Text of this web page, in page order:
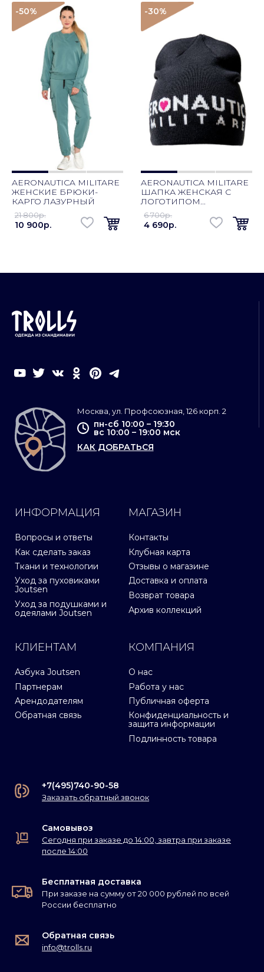
-50%
AERONAUTICA MILITARE
ЖЕНСКИЕ БРЮКИ-
КАРГО ЛАЗУРНЫЙ
21 800p.
10 900p.
-30%
AERONAUTICA MILITARE
ШАПКА ЖЕНСКАЯ С
ЛОГОТИПОМ...
6 700p.
4 690p.
ИНФОРМАЦИЯ
Вопросы и ответы
Как сделать заказ
Ткани и технологии
Уход за пуховиками
Joutsen
Уход за подушками и
одеялами Joutsen
МАГАЗИН
Контакты
Клубная карта
Отзывы о магазине
Доставка и оплата
Возврат товара
Архив коллекций
КЛИЕНТАМ
Азбука Joutsen
Партнерам
Арендодателям
Обратная связь
КОМПАНИЯ
О нас
Работа у нас
Публичная оферта
Конфиденциальность и
защита информации
Подлинность товара
Москва, ул. Профсоюзная, 126 корп. 2
пн-сб 10:00 – 19:30
вс 10:00 – 19:00 мск
КАК ДОБРАТЬСЯ
+7(495)740-90-58
Заказать обратный звонок
Самовывоз
Сегодня при заказе до 14:00, завтра при заказе
после 14:00
Бесплатная доставка
При заказе на сумму от 20 000 рублей по всей
России бесплатно
Обратная связь
info@trolls.ru